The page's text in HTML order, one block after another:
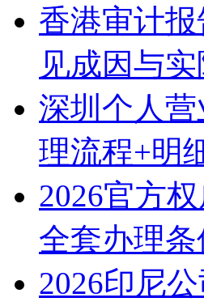
香港审计
见成因与
深圳个人
理流程+明
2026官方
全套办理条
2026印尼